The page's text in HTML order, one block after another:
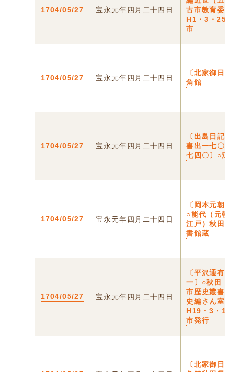
1704/05/27 宝永元年四月二十四日
古市教育
H1・3・
市
1704/05/27 宝永元年四月二十四日
〔北家御
角館
1704/05/27 宝永元年四月二十四日
〔出島日
書出一七
七四〇〕○
1704/05/27 宝永元年四月二十四日
〔岡本元
○能代（元
江戸）秋
書館蔵
1704/05/27 宝永元年四月二十四日
〔平沢通
一〕○秋田
市歴史叢
史編さん
H19・3
市発行
〔北家御